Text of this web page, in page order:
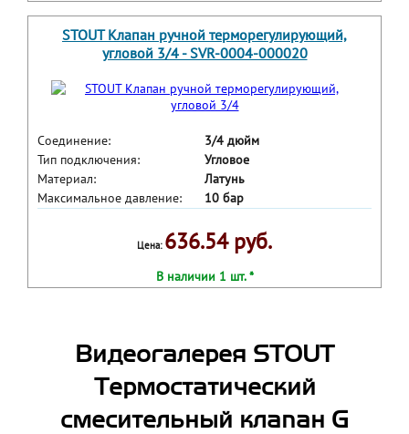
STOUT Клапан ручной терморегулирующий,
угловой 3/4 - SVR-0004-000020
Соединение:
3/4 дюйм
Тип подключения:
Угловое
Материал:
Латунь
Максимальное давление:
10 бар
Цена: 636.54 руб.
В наличии 1 шт. *
Видеогалерея STOUT
Термостатический
смесительный клапан G